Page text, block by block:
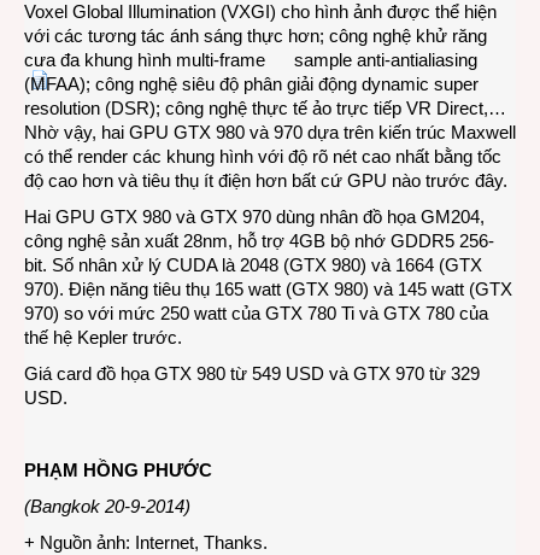
Voxel Global Illumination (VXGI) cho hình ảnh được thể hiện
với các tương tác ánh sáng thực hơn; công nghệ khử răng
cưa đa khung hình multi-frame sample anti-antialiasing
(MFAA); công nghệ siêu độ phân giải động dynamic super
resolution (DSR); công nghệ thực tế ảo trực tiếp VR Direct,…
Nhờ vậy, hai GPU GTX 980 và 970 dựa trên kiến trúc Maxwell
có thể render các khung hình với độ rõ nét cao nhất bằng tốc
độ cao hơn và tiêu thụ ít điện hơn bất cứ GPU nào trước đây.
Hai GPU GTX 980 và GTX 970 dùng nhân đồ họa GM204,
công nghệ sản xuất 28nm, hỗ trợ 4GB bộ nhớ GDDR5 256-
bit. Số nhân xử lý CUDA là 2048 (GTX 980) và 1664 (GTX
970). Điện năng tiêu thụ 165 watt (GTX 980) và 145 watt (GTX
970) so với mức 250 watt của GTX 780 Ti và GTX 780 của
thế hệ Kepler trước.
Giá card đồ họa GTX 980 từ 549 USD và GTX 970 từ 329
USD.
PHẠM HỒNG PHƯỚC
(Bangkok 20-9-2014)
+ Nguồn ảnh: Internet, Thanks.